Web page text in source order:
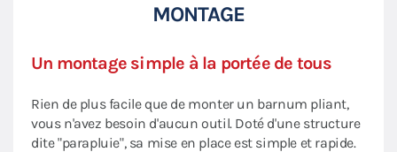
MONTAGE
Un montage simple à la portée de tous
Rien de plus facile que de monter un barnum pliant,
vous n'avez besoin d'aucun outil. Doté d'une structure
dite "parapluie", sa mise en place est simple et rapide.